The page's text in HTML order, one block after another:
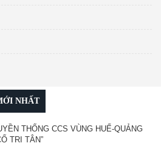
NHẤT
THỐNG CCS VÙNG HUẾ-QUẢNG
TRI TÂN”